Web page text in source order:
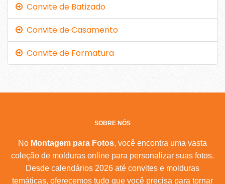
Convite de Batizado
Convite de Casamento
Convite de Formatura
SOBRE NÓS
No Montagem para Fotos, você encontra uma vasta
coleção de molduras online para personalizar suas fotos.
Desde calendários 2026 até convites e molduras
temáticas, oferecemos tudo que você precisa para tornar